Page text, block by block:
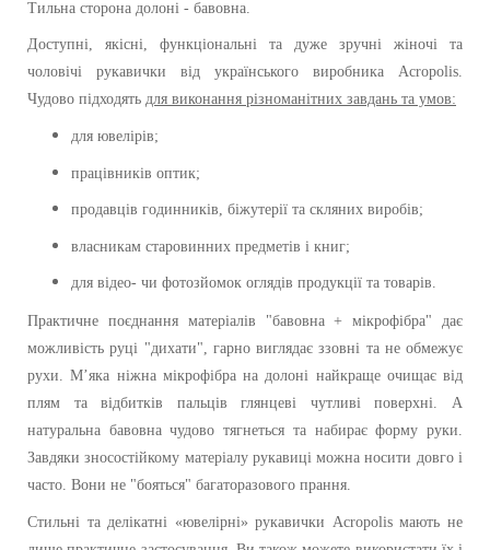
Тильна сторона долоні - бавовна.
Доступні, якісні, функціональні та дуже зручні жіночі та
чоловічі рукавички від українського виробника Acropolis.
Чудово підходять для виконання різноманітних завдань та умов:
для ювелірів;
працівників оптик;
продавців годинників, біжутерії та скляних виробів;
власникам старовинних предметів і книг;
для відео- чи фотозйомок оглядів продукції та товарів.
Практичне поєднання матеріалів "бавовна + мікрофібра" дає
можливість руці "дихати", гарно виглядає ззовні та не обмежує
рухи.М’яка ніжна мікрофібра на долоні найкраще очищає від
плям та відбитків пальців глянцеві чутливі поверхні. А
натуральна бавовна чудово тягнеться та набирає форму руки.
Завдяки зносостійкому матеріалу рукавиці можна носити довго і
часто. Вони не "бояться" багаторазового прання.
Стильні та делікатні «ювелірні»рукавички Acropolis мають не